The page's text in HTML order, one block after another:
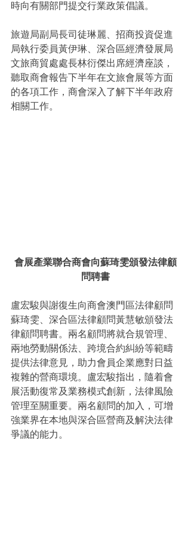
時向有關部門提交行業政策倡議。
旅遊局副局長司徒琳麗、招商投資促進
局執行委員黃伊琳、深合區經濟發展局
文旅商貿處處長林衍傑出席經濟座談，
聽取商會報告下半年在文旅會展等方面
的各項工作，商會深入了解下半年政府
相關工作。
會展產業聯合商會向蘇琦雯頒發法律顧
問聘書
盧宏駿與謝復生向商會澳門區法律顧問
蘇琦雯、深合區法律顧問黃慧敏頒發法
律顧問聘書。兩名顧問將就合規管理、
兩地勞動關係法、跨境合約糾紛等範疇
提供法律意見，助力會員企業應對日益
複雜的營商環境。盧宏駿指出，隨着會
展活動復常及業務模式創新，法律風險
管理至關重要。兩名顧問的加入，可增
強業界在本地與深合區營商及解決法律
爭議的能力。